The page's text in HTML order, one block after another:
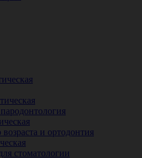
и ортодонтия
стоматологии